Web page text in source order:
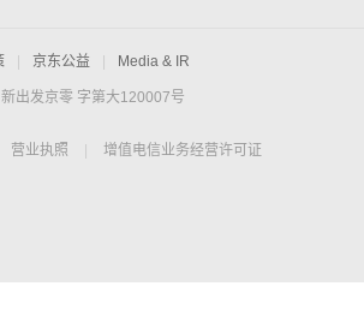
京东公益 Media & IR
新出发京零 字第大120007号
营业执照
增值电信业务经营许可证